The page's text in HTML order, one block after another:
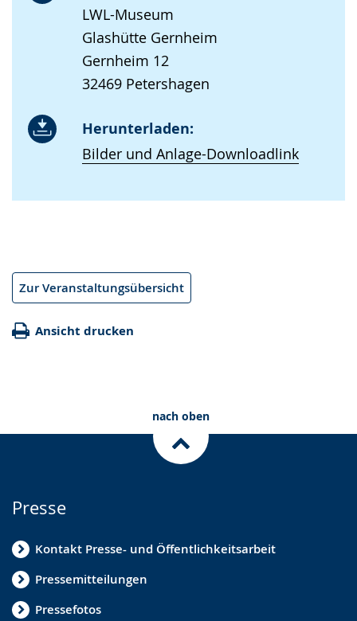
LWL-Museum
Glashütte Gernheim
Gernheim 12
32469 Petershagen
Herunterladen:
Bilder und Anlage-Downloadlink
Zur Veranstaltungsübersicht
Ansicht drucken
nach oben
Presse
Kontakt Presse- und Öffentlichkeitsarbeit
Pressemitteilungen
Pressefotos